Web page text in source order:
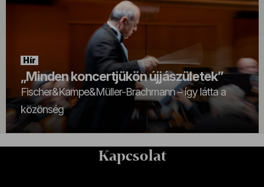
Hír
„Minden koncertjükön újjászületek”
Fischer&Kampe&Müller-Brachmann – így látta a
közönség
Kapcsolat